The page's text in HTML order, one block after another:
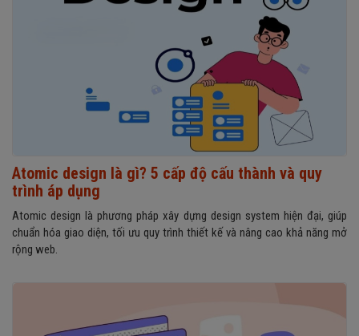
Atomic design là gì? 5 cấp độ cấu thành và quy
trình áp dụng
Atomic design là phương pháp xây dựng design system hiện đại, giúp
chuẩn hóa giao diện, tối ưu quy trình thiết kế và nâng cao khả năng mở
rộng web.